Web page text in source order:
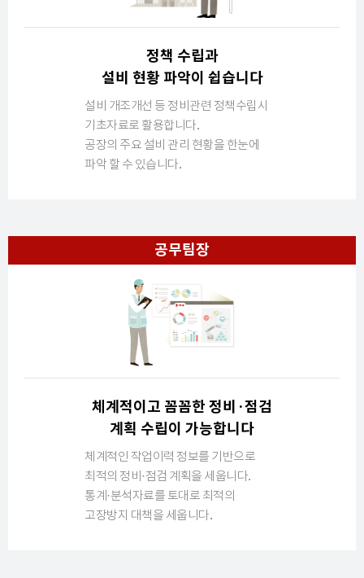
정책 수립과
설비 현황 파악이 쉽습니다
설비 개조개선 등 정비관련 정책수립시
기초자료로 활용합니다.
공장의 주요 설비 관리 현황을 한눈에
파악 할 수 있습니다.
공무팀장
체계적이고 꼼꼼한 정비·점검
계획 수립이 가능합니다
체계적인 작업이력 정보를 기반으로
최적의 정비·점검 계획을 세웁니다.
통계·분석자료를 토대로 최적의
고장방지 대책을 세웁니다.